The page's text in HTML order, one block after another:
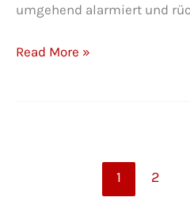
umgehend alarmiert und
Brand
Read More »
1 2